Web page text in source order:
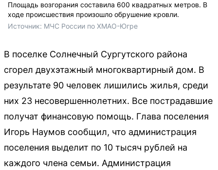
Площадь возгорания составила 600 квадратных метров. В
ходе происшествия произошло обрушение кровли.
Источник: МЧС России по ХМАО-Югре
В поселке Солнечный Сургутского района
сгорел двухэтажный многоквартирный дом. В
результате 90 человек лишились жилья, среди
них 23 несовершеннолетних. Все пострадавшие
получат финансовую помощь. Глава поселения
Игорь Наумов сообщил, что администрация
поселения выделит по 10 тысяч рублей на
каждого члена семьи. Администрация